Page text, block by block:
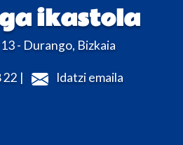
ikastola
- Durango, Bizkaia
22 | Idatzi emaila